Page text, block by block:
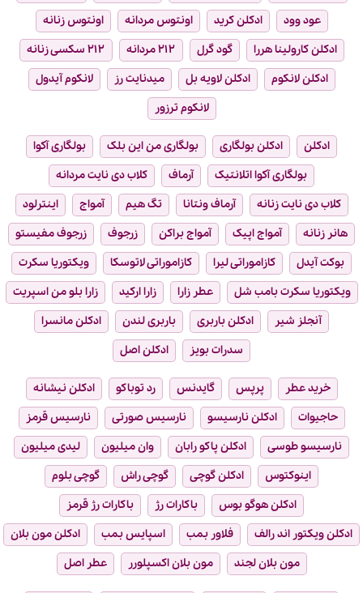
عود وود
ادکلن کرید اونتوس مردانه
اونتوس زنانه
ادکلن کارولینا هررا
گود گرل ۲۱۲ مردانه
۲۱۲ سکسی زنانه
ادکلن لانکوم
ادکلن لاویه بل میدنایت رز
لانکوم آیدول
لانکوم ترزور
ادکلن ادکلن بولگاری بولگاری من این بلک
بولگاری آکوا
بولگاری آکوا اتلانتیک
آرماف
کلاب دی نایت مردانه
کلاب دی نایت زنانه
آرماف ونتانا تگ هیم آمواج
اینترلود
هانر زنانه
آمواج اپیک آمواج براکن زرجوف
زرجوف مفیستو
بوکت آیدل
کازاموراتی لیرا کازاموراتی لاتوسکا
ویکتوریا سکرت
ویکتوریا سکرت بامب شل
عطر زارا زارا ارکید
زارا بلو من اسپریت
آنجلز شیر
ادکلن باربری باربری لندن
ادکلن مانسرا
سدرات بویز
ادکلن اصل
خرید عطر پرپس گایدنس رد توباکو
ادکلن نیشانه
حاجیوات
ادکلن نارسیسو نارسیس صورتی
نارسیس قرمز
نارسیسو طوسی
ادکلن پاکو رابان وان میلیون
لیدی میلیون
اینوکتوس
ادکلن گوچی گوچی راش
گوچی بلوم
ادکلن هوگو بوس
باکارات رژ
باکارات رژ قرمز
ادکلن ویکتور اند رالف
فلاور بمب اسپایس بمب
ادکلن مون بلان
مون بلان لجند
مون بلان اکسپلورر عطر اصل